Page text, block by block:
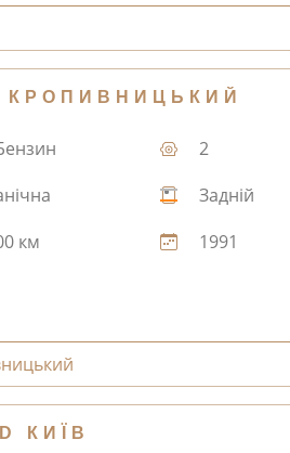
КРОПИВНИЦЬКИЙ
2
Задній
км
1991
КИЇВ